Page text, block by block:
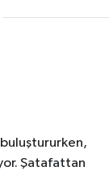
Şatafattan